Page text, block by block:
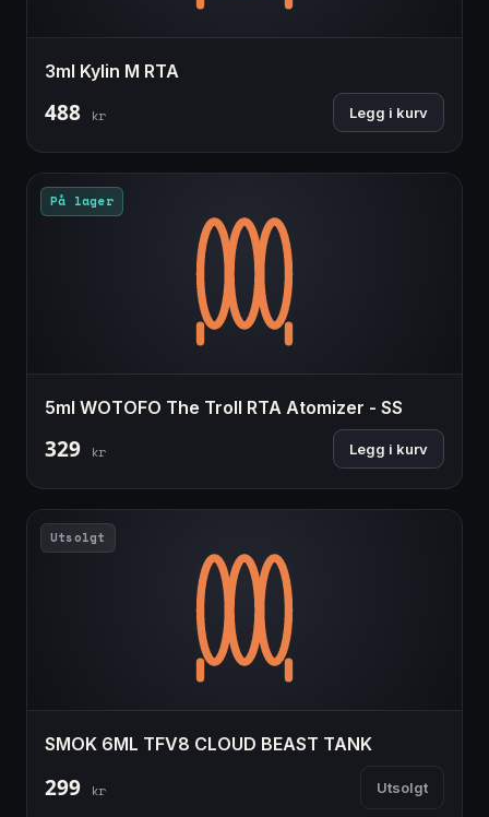
3ml Kylin M RTA
488 kr Legg i kurv
På lager
5ml WOTOFO The Troll RTA Atomizer - SS
329 kr Legg i kurv
Utsolgt
SMOK 6ML TFV8 CLOUD BEAST TANK
299 kr Utsolgt